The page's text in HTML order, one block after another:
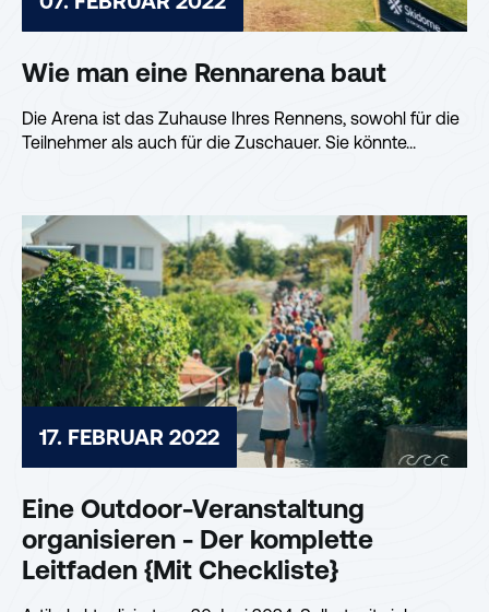
Wie man eine Rennarena baut
Die Arena ist das Zuhause Ihres Rennens, sowohl für die
Teilnehmer als auch für die Zuschauer. Sie könnte...
17. FEBRUAR 2022
Eine Outdoor-Veranstaltung
organisieren - Der komplette
Leitfaden {Mit Checkliste}